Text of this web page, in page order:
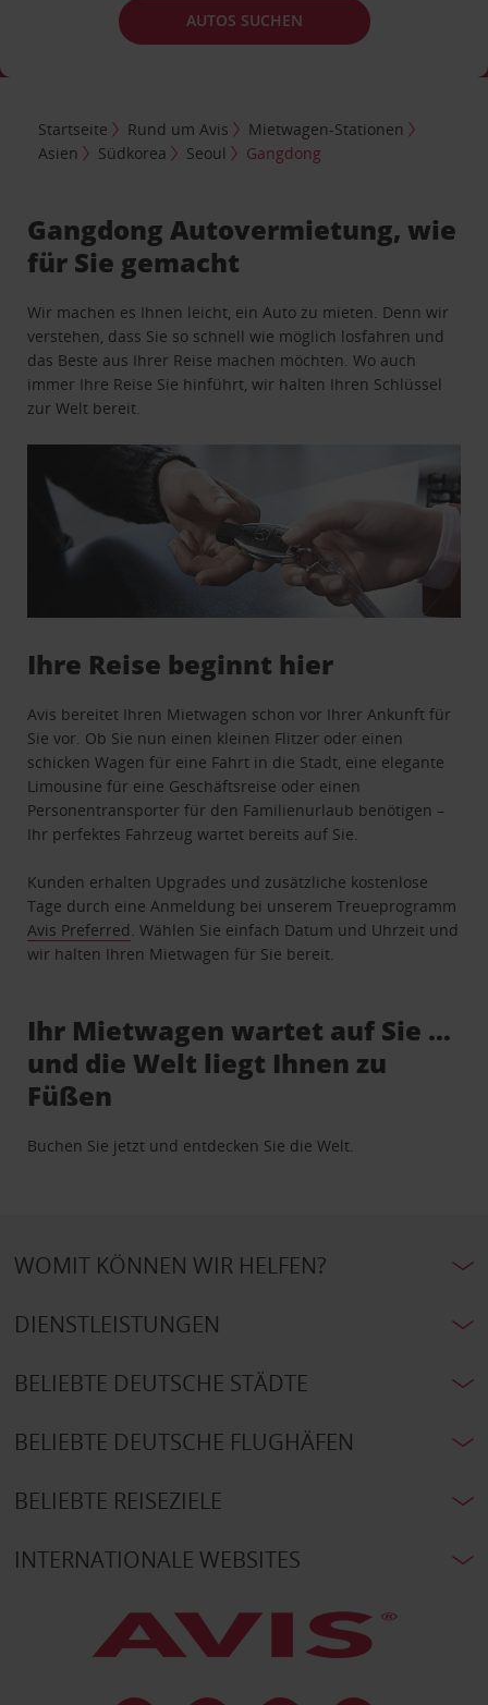
AUTOS SUCHEN
Startseite Rund um Avis
Mietwagen-Stationen
Asien
Südkorea Seoul Gangdong
Gangdong Autovermietung, wie
für Sie gemacht
Wir machen es Ihnen leicht, ein Auto zu mieten. Denn wir
verstehen, dass Sie so schnell wie möglich losfahren und
das Beste aus Ihrer Reise machen möchten. Wo auch
immer Ihre Reise Sie hinführt, wir halten Ihren Schlüssel
zur Welt bereit.
Ihre Reise beginnt hier
Avis bereitet Ihren Mietwagen schon vor Ihrer Ankunft für
Sie vor. Ob Sie nun einen kleinen Flitzer oder einen
schicken Wagen für eine Fahrt in die Stadt, eine elegante
Limousine für eine Geschäftsreise oder einen
Personentransporter für den Familienurlaub benötigen –
Ihr perfektes Fahrzeug wartet bereits auf Sie.
Kunden erhalten Upgrades und zusätzliche kostenlose
Tage durch eine Anmeldung bei unserem Treueprogramm
Avis Preferred . Wählen Sie einfach Datum und Uhrzeit und
wir halten Ihren Mietwagen für Sie bereit.
Ihr Mietwagen wartet auf Sie …
und die Welt liegt Ihnen zu
Füßen
Buchen Sie jetzt und entdecken Sie die Welt.
WOMIT KÖNNEN WIR HELFEN?
DIENSTLEISTUNGEN
BELIEBTE DEUTSCHE STÄDTE
BELIEBTE DEUTSCHE FLUGHÄFEN
BELIEBTE REISEZIELE
INTERNATIONALE WEBSITES